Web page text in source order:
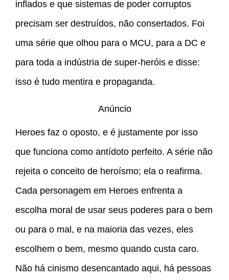
inflados e que sistemas de poder corruptos
precisam ser destruídos, não consertados. Foi
uma série que olhou para o MCU, para a DC e
para toda a indústria de super-heróis e disse:
isso é tudo mentira e propaganda.
Anúncio
Heroes faz o oposto, e é justamente por isso
que funciona como antídoto perfeito. A série não
rejeita o conceito de heroísmo; ela o reafirma.
Cada personagem em Heroes enfrenta a
escolha moral de usar seus poderes para o bem
ou para o mal, e na maioria das vezes, eles
escolhem o bem, mesmo quando custa caro.
Não há cinismo desencantado aqui, há pessoas